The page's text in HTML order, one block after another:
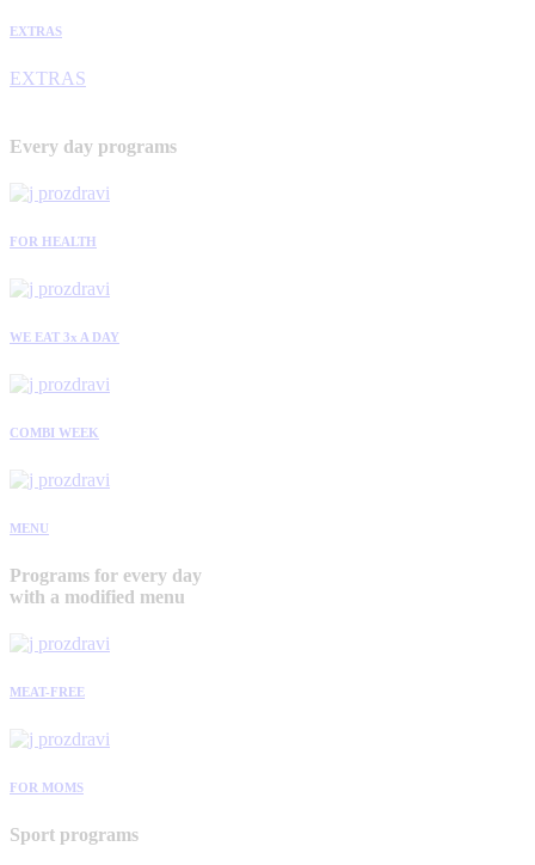
EXTRAS
EXTRAS
Every day programs
FOR HEALTH
WE EAT 3x A DAY
COMBI WEEK
MENU
Programs for every day
with a modified menu
MEAT-FREE
FOR MOMS
Sport programs